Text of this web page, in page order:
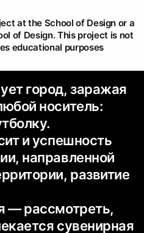
at the School of Design or a
of Design. This project is not
educational purposes
город, заражая
носитель:
и успешность
направленной
развитие
— рассмотреть,
сувенирная